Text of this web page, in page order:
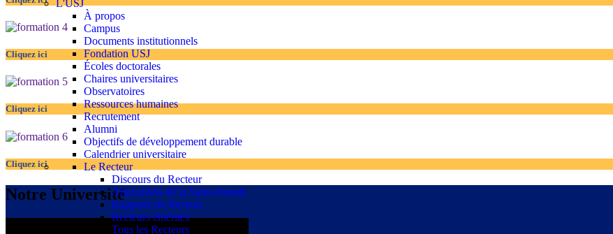
L'USJ
À propos
Campus
Documents institutionnels
Fondation USJ
Écoles doctorales
Chaires universitaires
Observatoires
Ressources humaines
Recrutement
Alumni
Objectifs de développement durable
Calendrier universitaire
Le Recteur
Discours du Recteur
Allocutions de la Saint-Joseph
Rapports du Recteur
Recteurs émérites
Tous les Recteurs
Cliquez ici
Cliquez ici
Cliquez ici
Notre Université